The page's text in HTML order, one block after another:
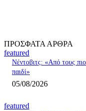
ΠΡΟΣΦΑΤΑ ΑΡΘΡΑ
featured
Νέντοβιτς: «Από τους
παιδί»
05/08/2026
featured